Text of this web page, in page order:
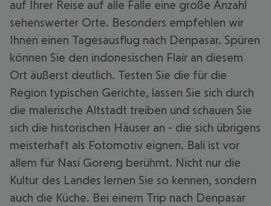
auf Ihrer Reise auf alle Fälle eine große Anzahl
sehenswerter Orte. Besonders empfehlen wir
Ihnen einen Tagesausflug nach Denpasar. Spüren
können Sie den indonesischen Flair an diesem
Ort äußerst deutlich. Testen Sie die für die
Region typischen Gerichte, lassen Sie sich durch
die malerische Altstadt treiben und schauen Sie
sich die historischen Häuser an - die sich übrigens
meisterhaft als Fotomotiv eignen. Bali ist vor
allem für Nasi Goreng berühmt. Nicht nur die
Kultur des Landes lernen Sie so kennen, sondern
auch die Küche. Bei einem Trip nach Denpasar